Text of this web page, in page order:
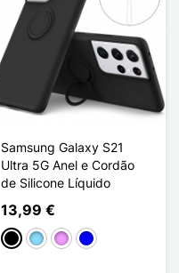
Samsung Galaxy S21
Ultra 5G Anel e Cordão
de Silicone Líquido
13,99 €
PretoAzul Claro
Violeta ligeira
Azul